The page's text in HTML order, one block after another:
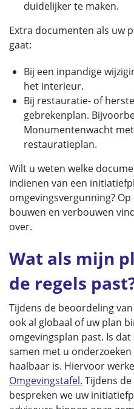
duidelijker te maken.
Extra documenten als uw
gaat:
Bij een inpandige
het interieur.
Bij restauratie- of
gebrekenplan.
Monumentenwacht
restauratieplan.
Wilt u weten welke
indienen van een
omgevingsvergunning?
bouwen en verbouwen
over.
Wat als mijn
de regels
Tijdens de beoordeling
ook al globaal of uw plan
omgevingsplan past. Is
samen met u
haalbaar is. Hiervoor
Omgevingstafel. Tijdens
bespreken we uw